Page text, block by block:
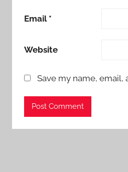
Email *
Website
Save my name,